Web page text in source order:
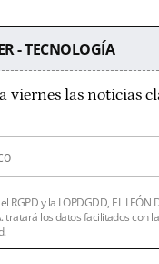
- TECNOLOGÍA
viernes las noticias
RGPD y la LOPDGDD, EL LEÓN
tratará los datos facilitados con